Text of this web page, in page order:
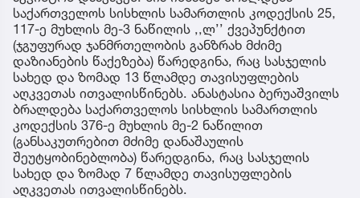
საქართველოს სისხლის სამართლის კოდექსის 25,
117-ე მუხლის მე-3 ნაწილის ,,ლ’’ ქვეპუნქტით
(ჯგუფურად ჯანმრთელობის განზრახ მძიმე
დაზიანების წაქეზება) წარედგინა, რაც სასჯელის
სახედ და ზომად 13 წლამდე თავისუფლების
აღკვეთას ითვალისწინებს. ანასტასია ბერუაშვილს
ბრალდება საქართველოს სისხლის სამართლის
კოდექსის 376-ე მუხლის მე-2 ნაწილით
(განსაკუთრებით მძიმე დანაშაულის
შეუტყობინებლობა) წარედგინა, რაც სასჯელის
სახედ და ზომად 7 წლამდე თავისუფლების
აღკვეთას ითვალისწინებს.